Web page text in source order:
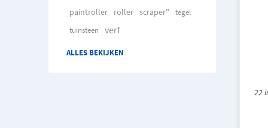
22
paintroller
roller scraper"
tegel
tuinsteen
verf
ALLES BEKIJKEN